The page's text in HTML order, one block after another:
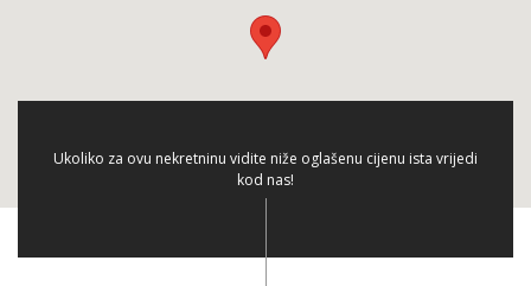
Ukoliko za ovu nekretninu vidite niže oglašenu cijenu ista vrijedi
kod nas!